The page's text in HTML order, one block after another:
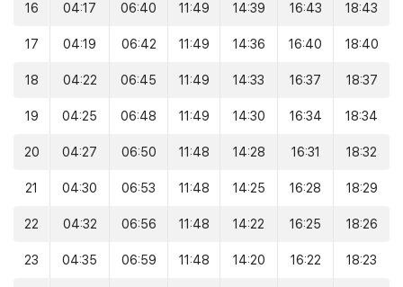
16 04:17 06:40 11:49 14:39 16:43 18:43
17 04:19 06:42 11:49 14:36 16:40 18:40
18 04:22 06:45 11:49 14:33 16:37 18:37
19 04:25 06:48 11:49 14:30 16:34 18:34
20 04:27 06:50 11:48 14:28 16:31 18:32
21 04:30 06:53 11:48 14:25 16:28 18:29
22 04:32 06:56 11:48 14:22 16:25 18:26
23 04:35 06:59 11:48 14:20 16:22 18:23